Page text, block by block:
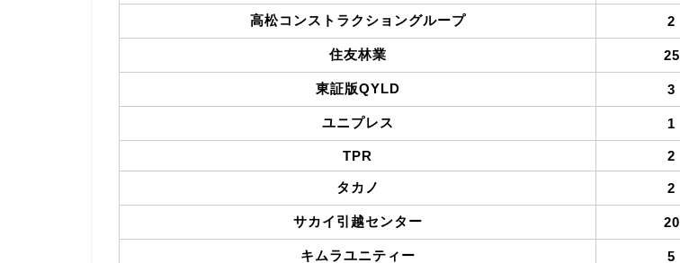
高松コンストラクショングループ 2
住友林業 25
東証版QYLD 3
ユニプレス 1
TPR 2
タカノ 2
サカイ引越センター 20
キムラユニティー 5